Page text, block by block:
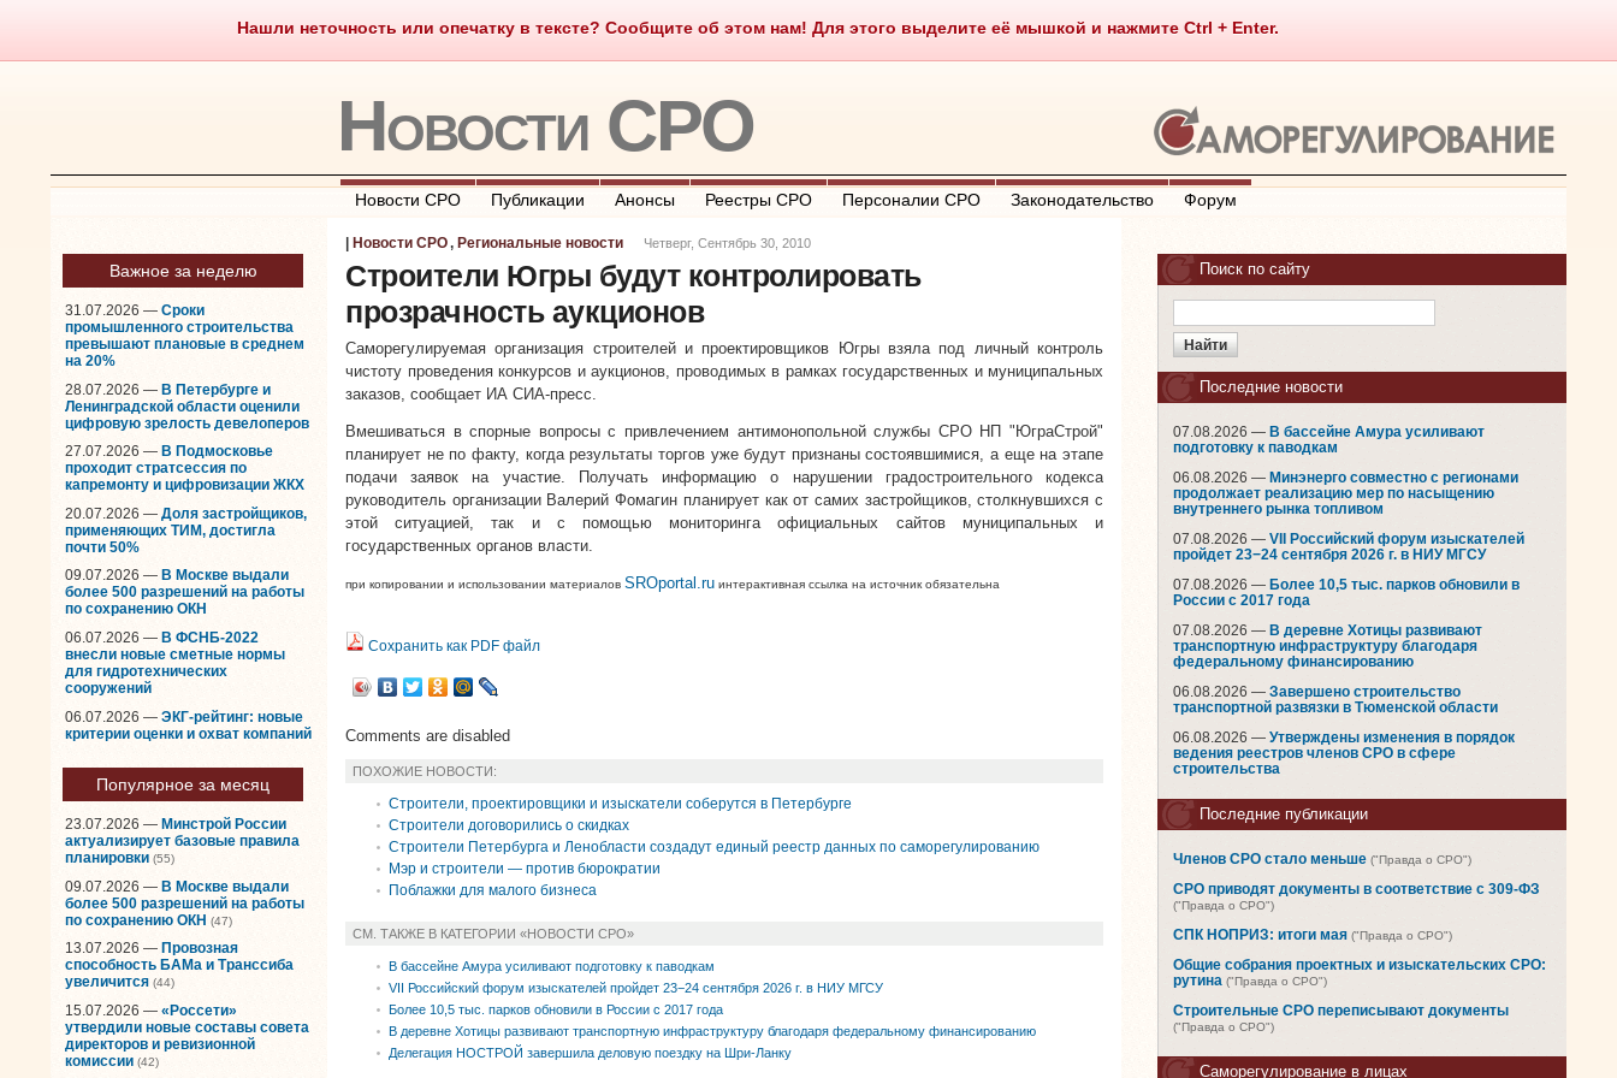
Нашли неточность или опечатку в тексте? Сообщите об этом нам! Для этого выделите её мышкой и нажмите Ctrl + Enter.
Саморегулирование Что такое СРО О портале Контакты Полезные ссылки
Новости СРО
Новости СРО Публикации Анонсы Реестры СРО Персоналии СРО Законодательство Форум
Важное за неделю
31.07.2026 — Сроки
промышленного строительства
превышают плановые в среднем
на 20%
28.07.2026 — В Петербурге и
Ленинградской области оценили
цифровую зрелость девелоперов
27.07.2026 — В Подмосковье
проходит стратсессия по
капремонту и цифровизации ЖКХ
20.07.2026 — Доля застройщиков,
применяющих ТИМ, достигла
почти 50%
09.07.2026 — В Москве выдали
более 500 разрешений на работы
по сохранению ОКН
06.07.2026 — В ФСНБ-2022
внесли новые сметные нормы
для гидротехнических
сооружений
06.07.2026 — ЭКГ-рейтинг: новые
критерии оценки и охват компаний
Популярное за месяц
23.07.2026 — Минстрой России
актуализирует базовые правила
планировки (55)
09.07.2026 — В Москве выдали
более 500 разрешений на работы
по сохранению ОКН (47)
13.07.2026 — Провозная
способность БАМа и Транссиба
увеличится (44)
15.07.2026 — «Россети»
утвердили новые составы совета
директоров и ревизионной
комиссии (42)
Новости СРО, Региональные новости Четверг, Сентябрь 30, 2010
Строители Югры будут контролировать
прозрачность аукционов
Саморегулируемая организация строителей и проектировщиков Югры взяла под личный контроль
чистоту проведения конкурсов и аукционов, проводимых в рамках государственных и муниципальных
заказов, сообщает ИА СИА-пресс.
Вмешиваться в спорные вопросы с привлечением антимонопольной службы СРОНП "ЮграСтрой"
планирует не по факту, когда результаты торгов уже будут признаны состоявшимися, а еще на этапе
подачи заявок на участие. Получать информацию о нарушении градостроительного кодекса
руководитель организации Валерий Фомагин планирует как от самих застройщиков, столкнувшихся с
этой ситуацией, так и с помощью мониторинга официальных сайтов муниципальных и
государственных органов власти.
при копировании и использовании материалов SROportal.ru интерактивная ссылка на источник обязательна
Сохранить как PDF файл
Comments are disabled
ПОХОЖИЕ НОВОСТИ:
Строители, проектировщики и изыскатели соберутся в Петербурге
Строители договорились о скидках
Строители Петербурга и Ленобласти создадут единый реестр данных по саморегулированию
Мэр и строители — против бюрократии
Поблажки для малого бизнеса
СМ. ТАКЖЕ В КАТЕГОРИИ «НОВОСТИ СРО»
В бассейне Амура усиливают подготовку к паводкам
VII Российский форум изыскателей пройдет 23−24 сентября 2026 г. в НИУ МГСУ
Более 10,5 тыс. парков обновили в России с 2017 года
В деревне Хотицы развивают транспортную инфраструктуру благодаря федеральному финансированию
Делегация НОСТРОЙ завершила деловую поездку на Шри-Ланку
Поиск по сайту
Последние новости
07.08.2026 — В бассейне Амура усиливают
подготовку к паводкам
06.08.2026 — Минэнерго совместно с регионами
продолжает реализацию мер по насыщению
внутреннего рынка топливом
07.08.2026 — VII Российский форум изыскателей
пройдет 23−24 сентября 2026 г. в НИУ МГСУ
07.08.2026 — Более 10,5 тыс. парков обновили в
России с 2017 года
07.08.2026 — В деревне Хотицы развивают
транспортную инфраструктуру благодаря
федеральному финансированию
06.08.2026 — Завершено строительство
транспортной развязки в Тюменской области
06.08.2026 — Утверждены изменения в порядок
ведения реестров членов СРО в сфере
строительства
Последние публикации
Членов СРО стало меньше ("Правда о СРО")
СРО приводят документы в соответствие с 309-ФЗ
("Правда о СРО")
СПК НОПРИЗ: итоги мая ("Правда о СРО")
Общие собрания проектных и изыскательских СРО:
рутина ("Правда о СРО")
Строительные СРО переписывают документы
("Правда о СРО")
Саморегулирование в лицах